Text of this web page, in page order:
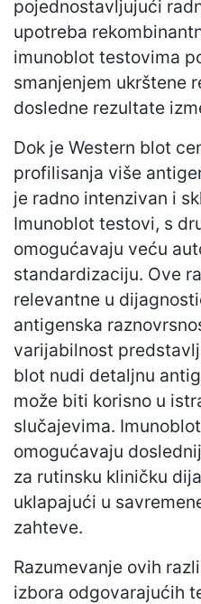
pojednostavljujući
upotreba
imunoblot testovima
smanjenjem ukrštene
dosledne rezultate
Dok je Western blot
profilisanja više
je radno intenzivan i
Imunoblot testovi, s
omogućavaju veću
standardizaciju. Ove
relevantne u
antigenska
varijabilnost
blot nudi detaljnu
može biti korisno u
slučajevima.
omogućavaju
za rutinsku kliničku
uklapajući u
zahteve.
Razumevanje ovih
izbora odgovarajućih